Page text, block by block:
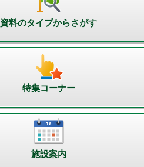
資料のタイプからさがす
特集コーナー
施設案内